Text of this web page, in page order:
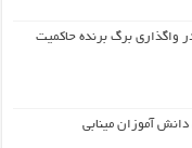
واگذاری برگ برنده حاکمیت
آموزان مینابی